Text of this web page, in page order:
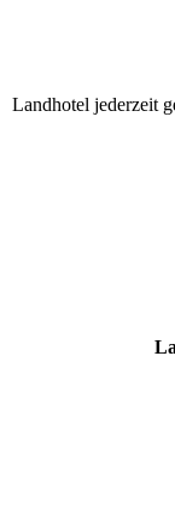
Landhotel jederzeit